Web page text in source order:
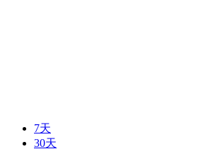
7天
30天